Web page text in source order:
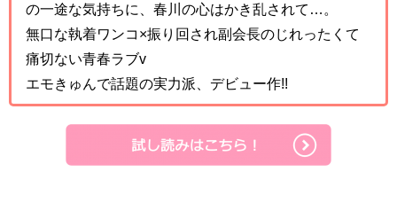
の一途な気持ちに、春川の心はかき乱されて…。
無口な執着ワンコ×振り回され副会長のじれったくて
痛切ない青春ラブv
エモきゅんで話題の実力派、デビュー作!!